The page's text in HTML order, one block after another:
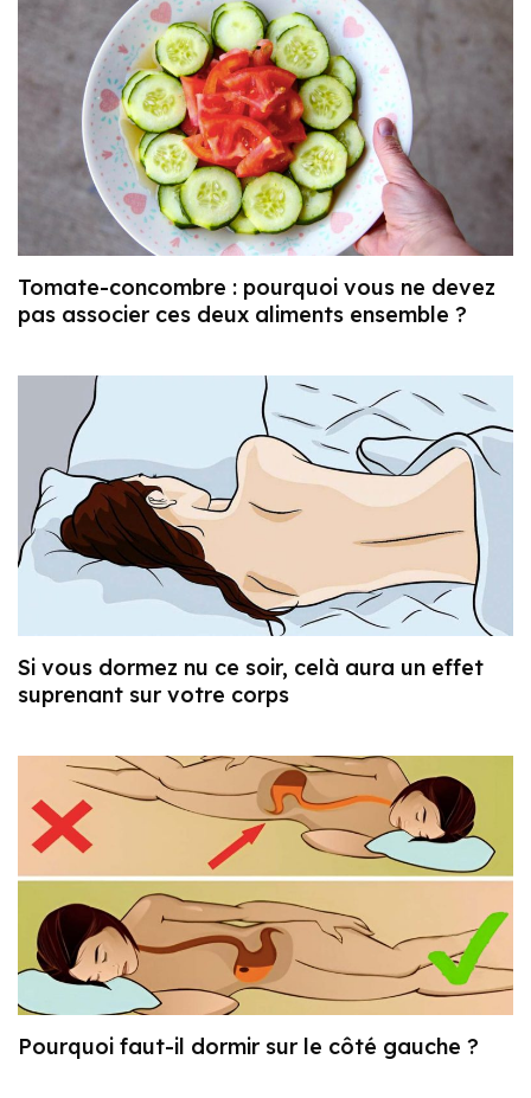
Tomate-concombre : pourquoi vous ne devez
pas associer ces deux aliments ensemble ?
Si vous dormez nu ce soir, celà aura un effet
suprenant sur votre corps
Pourquoi faut-il dormir sur le côté gauche ?